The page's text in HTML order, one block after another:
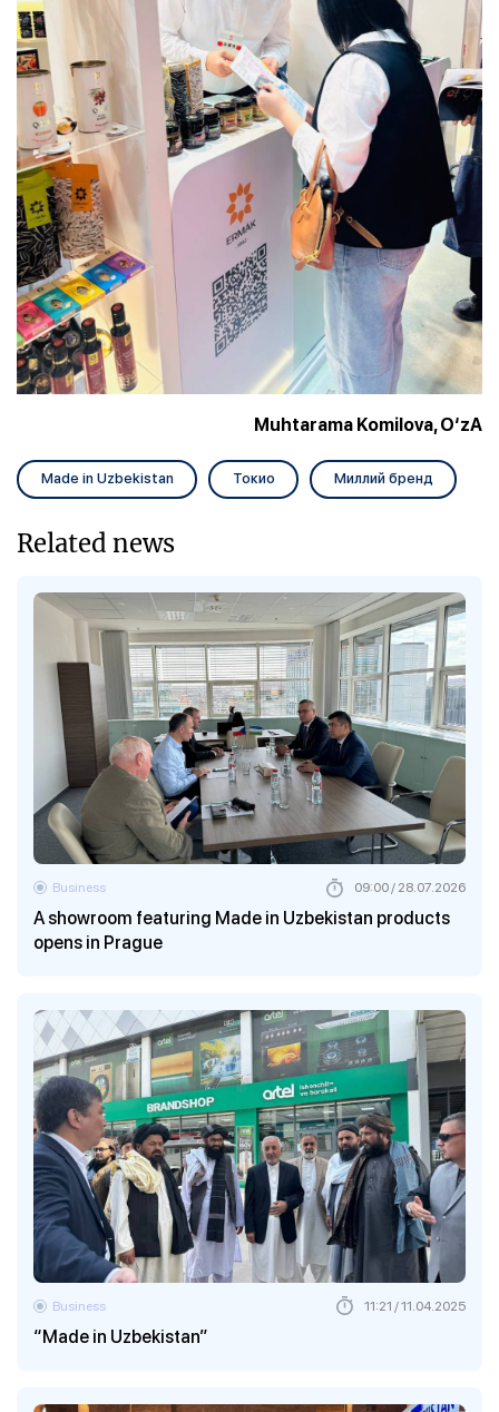
Muhtarama Komilova, O‘zA
Made in Uzbekistan Токио Миллий бренд
Related news
A showroom featuring Made in Uzbekistan products
opens in Prague
Business 09:00 / 28.07.2026
“Made in Uzbekistan”
Business 11:21 / 11.04.2025